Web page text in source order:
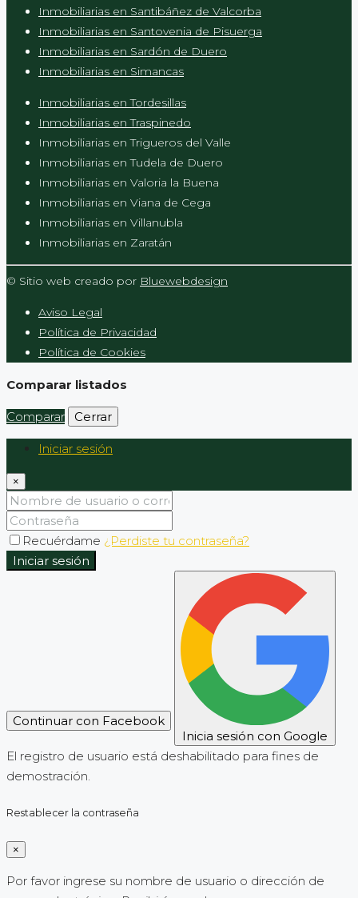
Inmobiliarias en Santibáñez de Valcorba
Inmobiliarias en Santovenia de Pisuerga
Inmobiliarias en Sardón de Duero
Inmobiliarias en Simancas
Inmobiliarias en Tordesillas
Inmobiliarias en Traspinedo
Inmobiliarias en Trigueros del Valle
Inmobiliarias en Tudela de Duero
Inmobiliarias en Valoria la Buena
Inmobiliarias en Viana de Cega
Inmobiliarias en Villanubla
Inmobiliarias en Zaratán
© Sitio web creado por Bluewebdesign
Aviso Legal
Política de Privacidad
Política de Cookies
Comparar listados
Comparar Cerrar
Iniciar sesión
×
Recuérdame ¿Perdiste tu contraseña?
Iniciar sesión
Continuar con Facebook
Inicia sesión con Google
El registro de usuario está deshabilitado para fines de
demostración.
Restablecer la contraseña
×
Por favor ingrese su nombre de usuario o dirección de